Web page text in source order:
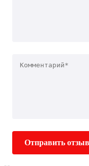
Отправить отзыв